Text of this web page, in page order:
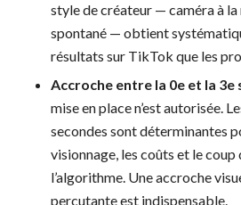
style de créateur — caméra à
spontané — obtient
résultats sur TikTok que les
Accroche entre la 0e et la 3e
mise en place n’est autorisée.
secondes sont déterminantes
visionnage, les coûts et le coup
l’algorithme. Une accroche
percutante est indispensable.